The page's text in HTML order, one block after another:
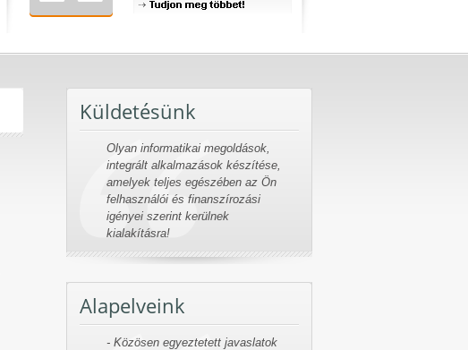
Küldetésünk
Olyan informatikai megoldások,
integrált alkalmazások készítése,
amelyek teljes egészében az Ön
felhasználói és finanszírozási
igényei szerint kerülnek
kialakításra!
Alapelveink
- Közösen egyeztetett javaslatok